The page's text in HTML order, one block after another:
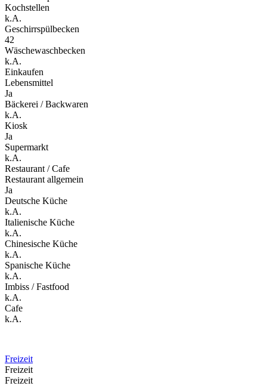
Kochstellen
k.A.
Geschirrspülbecken
42
Wäschewaschbecken
k.A.
Einkaufen
Lebensmittel
Ja
Bäckerei / Backwaren
k.A.
Kiosk
Ja
Supermarkt
k.A.
Restaurant / Cafe
Restaurant allgemein
Ja
Deutsche Küche
k.A.
Italienische Küche
k.A.
Chinesische Küche
k.A.
Spanische Küche
k.A.
Imbiss / Fastfood
k.A.
Cafe
k.A.
Freizeit
Freizeit
Freizeit